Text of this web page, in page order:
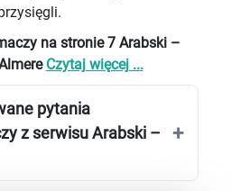
na stronie 7 Arabski –
Czytaj więcej ...
pytania
z serwisu Arabski –